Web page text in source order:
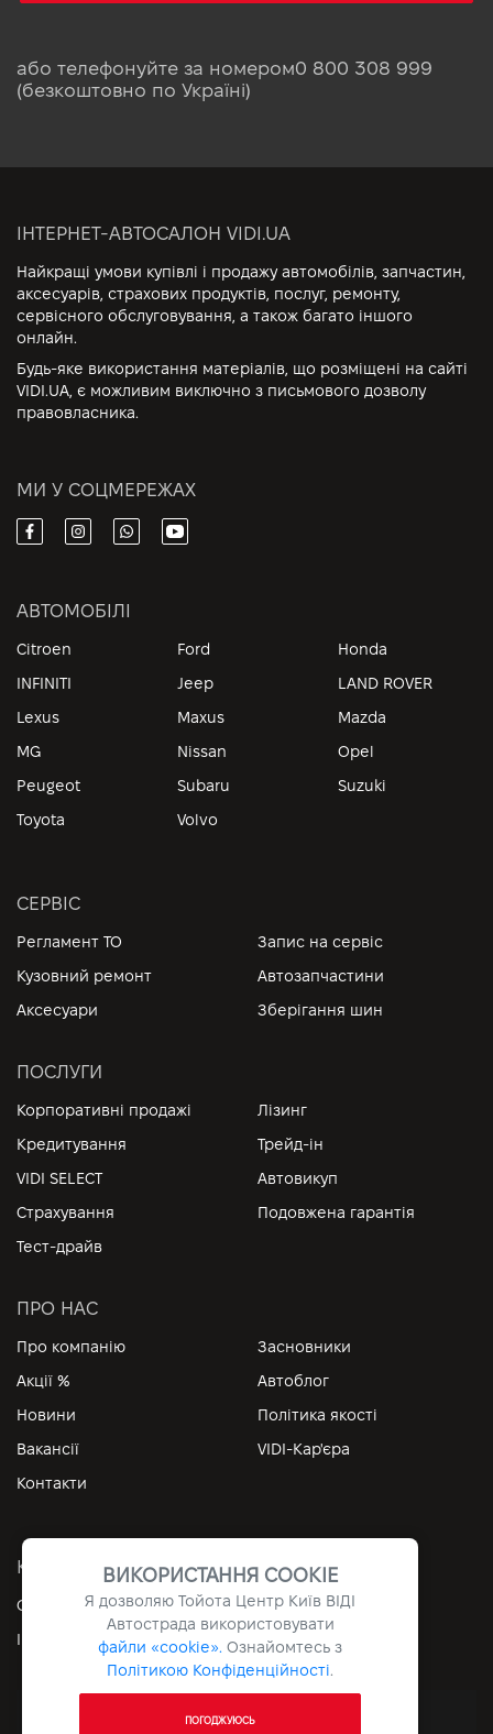
або телефонуйте за номером0 800 308 999
(безкоштовно по Україні)
ІНТЕРНЕТ-АВТОСАЛОН VIDI.UA
Найкращі умови купівлі і продажу автомобілів, запчастин,
аксесуарів, страхових продуктів, послуг, ремонту,
сервісного обслуговування, а також багато іншого
онлайн.
Будь-яке використання матеріалів, що розміщені на сайті
VIDI.UA, є можливим виключно з письмового дозволу
правовласника.
МИ У СОЦМЕРЕЖАХ
АВТОМОБІЛІ
Citroen Ford
Honda
INFINITI
Jeep
LAND ROVER
Lexus
Maxus
Mazda
MG
Nissan
Opel
Peugeot
Subaru
Suzuki
Toyota
Volvo
СЕРВІС
Регламент ТО
Запис на сервіс
Кузовний ремонт
Автозапчастини
Аксесуари
Зберігання шин
ПОСЛУГИ
Корпоративні продажі
Лізинг
Кредитування
Трейд-ін
VIDI SELECT
Автовикуп
Страхування
Подовжена гарантія
Тест-драйв
ПРО НАС
Про компанію
Засновники
Акції %
Автоблог
Новини
Політика якості
Вакансії
VIDI-Кар'єра
Контакти
КОРИСНІ ПОСИЛАННЯ
Особистий кабінет
Контакти
Інформація
Архів
Всі права захищені © 2026. VIDI
ВИКОРИСТАННЯ COOKIE
Я дозволяю Тойота Центр Київ ВІДІ
Автострада використовувати
файли «cookie». Ознайомтесь з
Політикою Конфіденційності.
ПОГОДЖУЮСЬ